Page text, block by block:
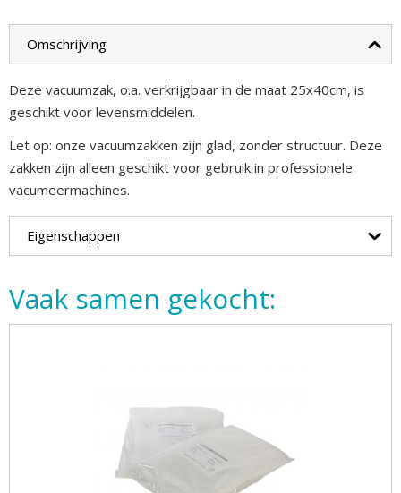
Omschrijving
Deze vacuumzak, o.a. verkrijgbaar in de maat 25x40cm, is
geschikt voor levensmiddelen.
Let op: onze vacuumzakken zijn glad, zonder structuur. Deze
zakken zijn alleen geschikt voor gebruik in professionele
vacumeermachines.
Eigenschappen
Vaak samen gekocht: